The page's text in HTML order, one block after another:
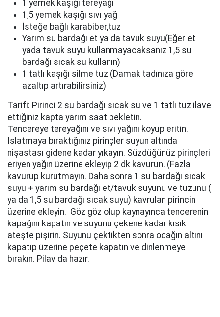
1 yemek kaşığı tereyağı
1,5 yemek kaşığı sıvı yağ
İsteğe bağlı karabiber,tuz
Yarım su bardağı et ya da tavuk suyu(Eğer et
yada tavuk suyu kullanmayacaksanız 1,5 su
bardağı sıcak su kullanın)
1 tatlı kaşığı silme tuz (Damak tadınıza göre
azaltıp artırabilirsiniz)
Tarifi: Pirinci 2 su bardağı sıcak su ve 1 tatlı tuz ilave
ettiğiniz kapta yarım saat bekletin.
Tencereye tereyağını ve sıvı yağını koyup eritin.
Islatmaya bıraktığınız pirinçler suyun altında
nişastası gidene kadar yıkayın. Süzdüğünüz pirinçleri
eriyen yağın üzerine ekleyip 2 dk kavurun. (Fazla
kavurup kurutmayın. Daha sonra 1 su bardağı sıcak
suyu + yarım su bardağı et/tavuk suyunu ve tuzunu (
ya da 1,5 su bardağı sıcak suyu) kavrulan pirincin
üzerine ekleyin. Göz göz olup kaynayınca tencerenin
kapağını kapatın ve suyunu çekene kadar kısık
ateşte pişirin. Suyunu çektikten sonra ocağın altını
kapatıp üzerine peçete kapatın ve dinlenmeye
bırakın. Pilav da hazır.